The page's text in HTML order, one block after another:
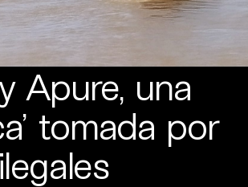
Apure, una
tomada por